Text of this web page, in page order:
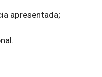
apresentada;